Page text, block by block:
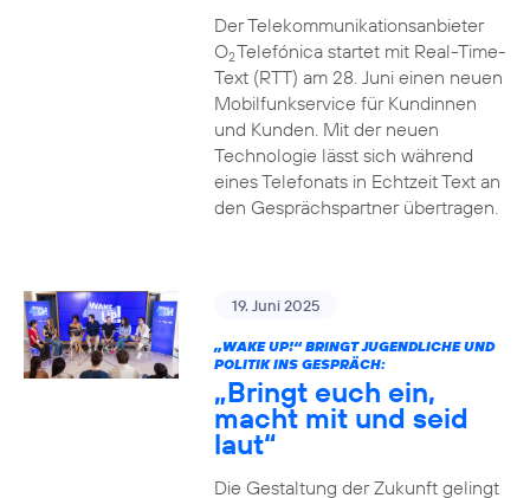
Der Telekommunikationsanbieter
O2Telefónica startet mit Real-Time-
Text (RTT) am 28. Juni einen neuen
Mobilfunkservice für Kundinnen
und Kunden. Mit der neuen
Technologie lässt sich während
eines Telefonats in Echtzeit Text an
den Gesprächspartner übertragen.
19. Juni 2025
„WAKE UP!“ BRINGT JUGENDLICHE UND
POLITIK INS GESPRÄCH:
„Bringt euch ein,
macht mit und seid
laut“
Die Gestaltung der Zukunft gelingt